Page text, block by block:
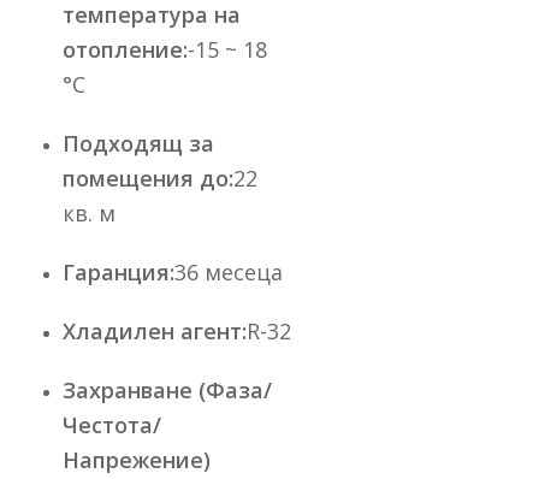
температура на
отопление:-15 ~ 18
°C
Подходящ за
помещения до:22
кв. м
Гаранция:36 месеца
Хладилен агент:R-32
Захранване (Фаза/
Честота/
Напрежение)